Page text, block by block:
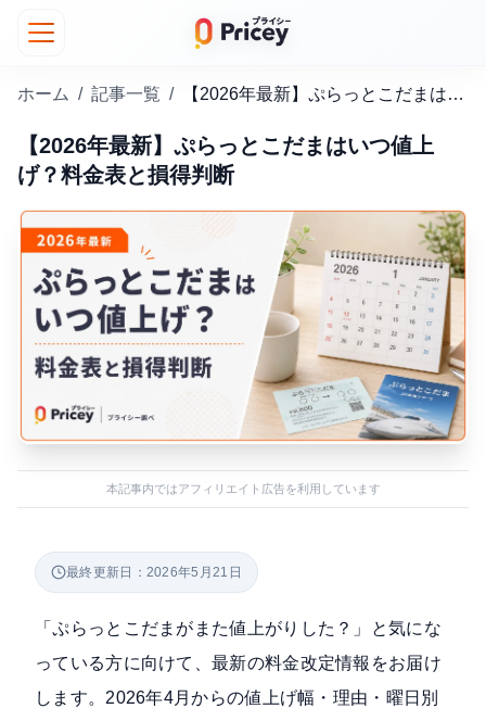
ホーム / 記事一覧 / 【2026年最新】ぷらっとこだまはいつ値上げ？料金表と損得判断
【2026年最新】ぷらっとこだまはいつ値上
げ？料金表と損得判断
本記事内ではアフィリエイト広告を利用しています
最終更新日：2026年5月21日
「ぷらっとこだまがまた値上がりした？」と気にな
っている方に向けて、最新の料金改定情報をお届け
します。2026年4月からの値上げ幅・理由・曜日別